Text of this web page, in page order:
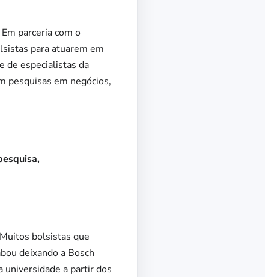
Em parceria com o
para atuarem em
de especialistas da
pesquisas em negócios,
bolsistas que
deixando a Bosch
universidade a partir dos